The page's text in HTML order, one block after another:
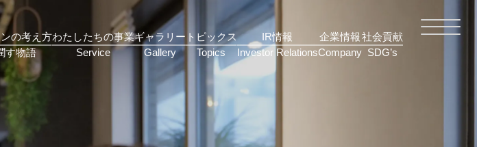
の考え方わたしたちの事業ギャラリー トピックス IR情報 企業情報社会貢献